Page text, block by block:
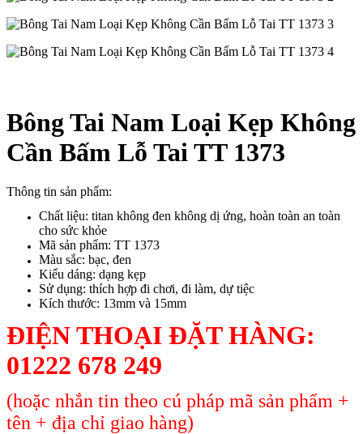
Bông Tai Nam Loại Kẹp Không
Cần Bấm Lỗ Tai TT 1373
Thông tin sản phẩm:
Chất liệu: titan không đen không dị ứng, hoàn toàn an toàn
cho sức khỏe
Mã sản phẩm: TT 1373
Màu sắc: bạc, đen
Kiểu dáng: dạng kẹp
Sử dụng: thích hợp đi chơi, đi làm, dự tiệc
Kích thước: 13mm và 15mm
ĐIỆN THOẠI ĐẶT HÀNG:
01222 678 249
(hoặc nhắn tin theo cú pháp mã sản phẩm +
tên + địa chỉ giao hàng)